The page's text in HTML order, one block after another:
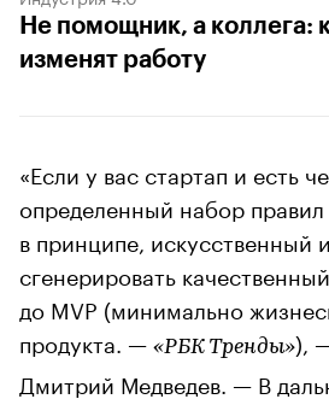
Не помощник, а коллега:
изменят работу
«Если у вас стартап и есть
определенный набор правил
в принципе, искусственный
сгенерировать
до MVP (минимально
продукта. — «РБК Тренды»),
Дмитрий Медведев. — В